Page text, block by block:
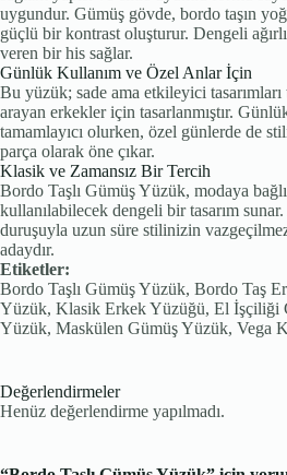
uygundur. Gümüş gövde, bordo taşın
güçlü bir kontrast oluşturur. Dengeli
veren bir his sağlar.
Günlük Kullanım ve Özel Anlar İçin
Bu yüzük; sade ama etkileyici
arayan erkekler için tasarlanmıştır.
tamamlayıcı olurken, özel günlerde de
parça olarak öne çıkar.
Klasik ve Zamansız Bir Tercih
Bordo Taşlı Gümüş Yüzük, modaya
kullanılabilecek dengeli bir tasarım
duruşuyla uzun süre stilinizin
adaydır.
Etiketler:
Bordo Taşlı Gümüş Yüzük, Bordo Taş
Yüzük, Klasik Erkek Yüzüğü, El İşçiliği
Yüzük, Maskülen Gümüş Yüzük, Vega
Değerlendirmeler
Henüz değerlendirme yapılmadı.